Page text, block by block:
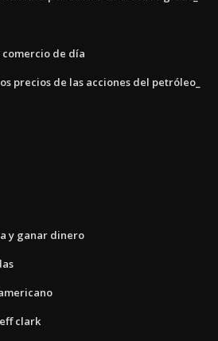
de día
precios de las acciones del petróleo_
y ganar dinero
clark